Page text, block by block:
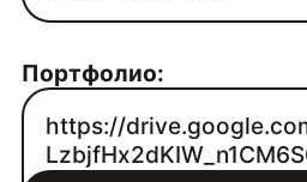
Портфолио:
https://